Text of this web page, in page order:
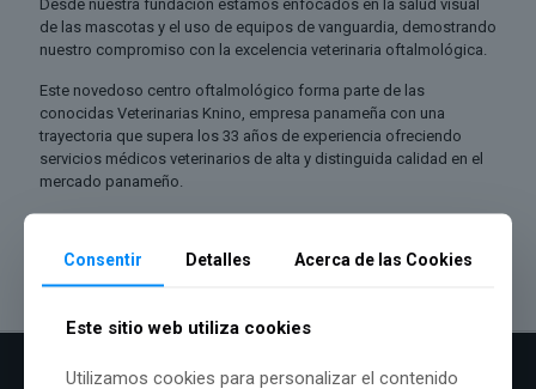
​Desde nuestra fundación estamos enfocados en la salud visual
de las mascotas y el uso de equipos de vanguardia, demostrando
nuestro compromiso con la excelencia veterinaria oftalmológica.
Este novedoso centro oftalmológico forma parte de las
conocidas Veterinarias Knino, empresa panameña con una
trayectoria que supera los 33 años de experiencia ofreciendo
servicios médicos veterinarios de alta y distinguida calidad en el
mercado panameño.
Consentir Detalles Acerca de las Cookies
Este sitio web utiliza cookies
Utilizamos cookies para personalizar el contenido